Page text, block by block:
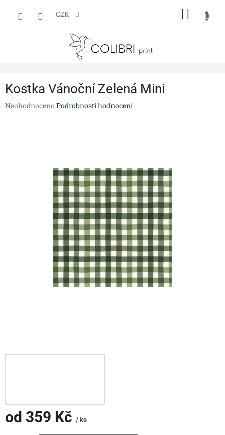
CZK
Kostka Vánoční Zelená Mini
Průměrné
Neohodnoceno Podrobnosti hodnocení
od 359 Kč / ks